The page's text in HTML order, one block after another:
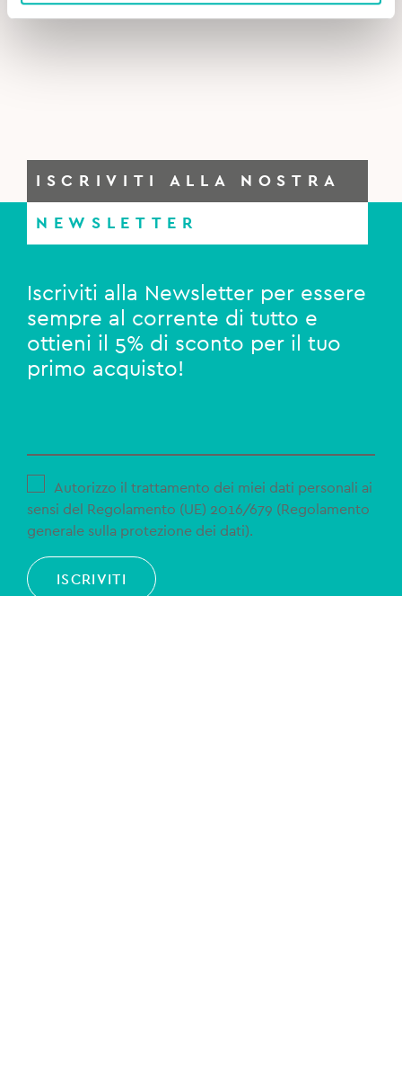
ISCRIVITI ALLA NOSTRA
NEWSLETTER
Iscriviti alla Newsletter per essere
sempre al corrente di tutto e
ottieni il 5% di sconto per il tuo
primo acquisto!
Autorizzo il trattamento dei miei dati personali ai
sensi del Regolamento (UE) 2016/679 (Regolamento
generale sulla protezione dei dati).
ISCRIVITI